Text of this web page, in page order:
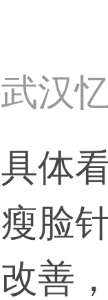
武汉
具体
瘦脸
改善